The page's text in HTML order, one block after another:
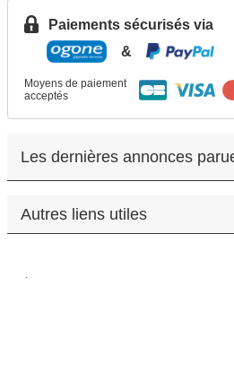
Paiements sécurisés via
&
Moyens de paiement
acceptés
Les dernières annonces
Autres liens utiles
.